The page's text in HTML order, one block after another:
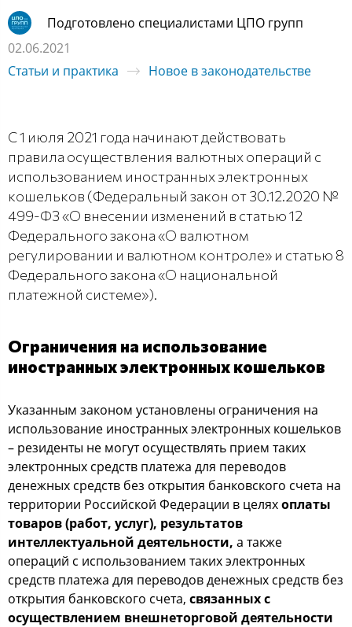
Подготовлено специалистами ЦПО групп
02.06.2021
Статьи и практика
Новое в законодательстве
С 1 июля 2021 года начинают действовать
правила осуществления валютных операций с
использованием иностранных электронных
кошельков (Федеральный закон от 30.12.2020 №
499-ФЗ «О внесении изменений в статью 12
Федерального закона «О валютном
регулировании и валютном контроле» и статью 8
Федерального закона «О национальной
платежной системе»).
Ограничения на использование
иностранных электронных кошельков
Указанным законом установлены ограничения на
использование иностранных электронных кошельков
– резиденты не могут осуществлять прием таких
электронных средств платежа для переводов
денежных средств без открытия банковского счета на
территории Российской Федерации в целяхоплаты
товаров (работ, услуг), результатов
интеллектуальной деятельности, а также
операций с использованием таких электронных
средств платежа для переводов денежных средств без
открытия банковского счета, связанных с
осуществлением внешнеторговой деятельности